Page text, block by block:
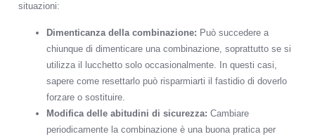
situazioni:
Dimenticanza della combinazione: Può succedere a
chiunque di dimenticare una combinazione, soprattutto se si
utilizza il lucchetto solo occasionalmente. In questi casi,
sapere come resettarlo può risparmiarti il fastidio di doverlo
forzare o sostituire.
Modifica delle abitudini di sicurezza: Cambiare
periodicamente la combinazione è una buona pratica per